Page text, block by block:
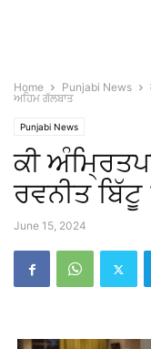
Home Punjabi News
ਅਹਿਮ ਗੱਲਬਾਤ
Punjabi News
ਕੀ
ਰਵਨੀਤ
June 15, 2024